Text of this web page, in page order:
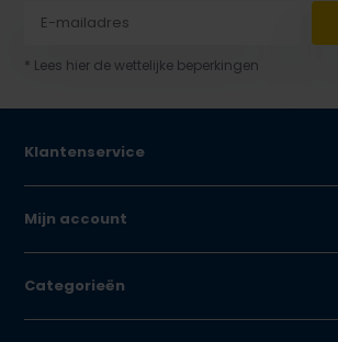
* Lees hier de wettelijke beperkingen
Klantenservice
Mijn account
Categorieën